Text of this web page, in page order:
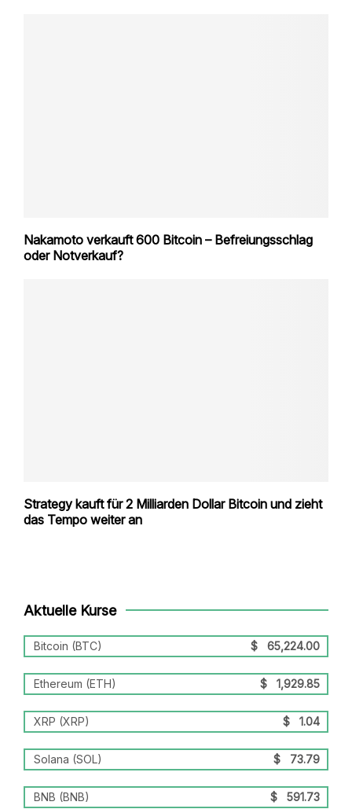
Nakamoto verkauft 600 Bitcoin – Befreiungsschlag
oder Notverkauf?
Strategy kauft für 2 Milliarden Dollar Bitcoin und zieht
das Tempo weiter an
Aktuelle Kurse
Bitcoin (BTC) $ 65,224.00
Ethereum (ETH) $ 1,929.85
XRP (XRP) $ 1.04
Solana (SOL) $ 73.79
BNB (BNB) $ 591.73